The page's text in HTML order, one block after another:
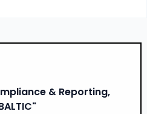
& Reporting,